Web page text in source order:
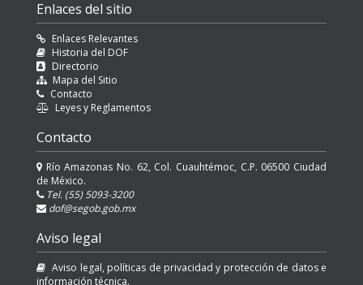
Enlaces del sitio
Enlaces Relevantes
Historia del DOF
Directorio
Mapa del Sitio
Contacto
Leyes y Reglamentos
Contacto
Río Amazonas No. 62, Col. Cuauhtémoc, C.P. 06500 Ciudad
de México.
Tel. (55) 5093-3200
dof@segob.gob.mx
Aviso legal
Aviso legal, políticas de privacidad y protección de datos e
información técnica.